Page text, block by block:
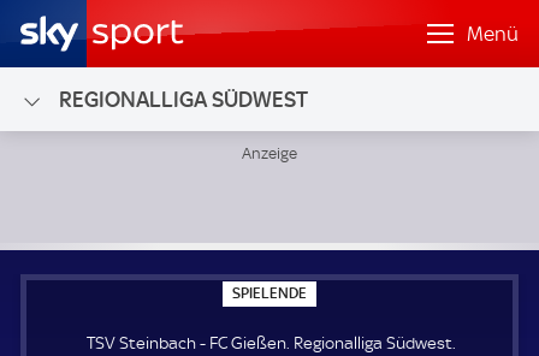
Menü
REGIONALLIGA SÜDWEST
SPIELENDE
P
E
TSV Steinbach - FC Gießen. Regionalliga Südwest.